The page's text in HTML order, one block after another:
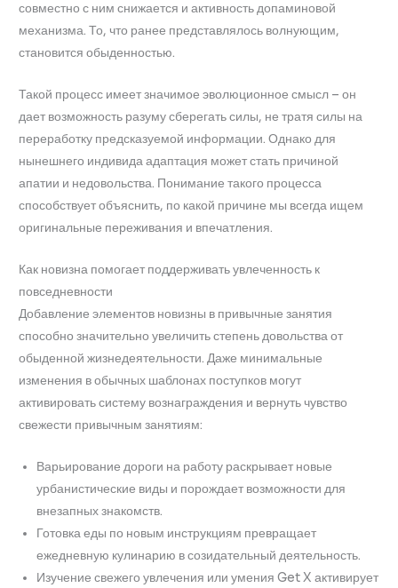
совместно с ним снижается и активность допаминовой
механизма. То, что ранее представлялось волнующим,
становится обыденностью.
Такой процесс имеет значимое эволюционное смысл – он
дает возможность разуму сберегать силы, не тратя силы на
переработку предсказуемой информации. Однако для
нынешнего индивида адаптация может стать причиной
апатии и недовольства. Понимание такого процесса
способствует объяснить, по какой причине мы всегда ищем
оригинальные переживания и впечатления.
Как новизна помогает поддерживать увлеченность к
повседневности
Добавление элементов новизны в привычные занятия
способно значительно увеличить степень довольства от
обыденной жизнедеятельности. Даже минимальные
изменения в обычных шаблонах поступков могут
активировать систему вознаграждения и вернуть чувство
свежести привычным занятиям:
Варьирование дороги на работу раскрывает новые
урбанистические виды и порождает возможности для
внезапных знакомств.
Готовка еды по новым инструкциям превращает
ежедневную кулинарию в созидательный деятельность.
Изучение свежего увлечения или умения Get X активирует